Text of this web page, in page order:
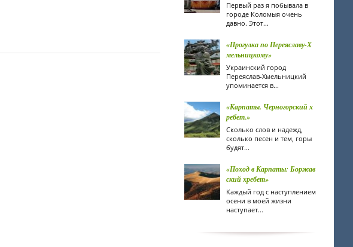
Первый раз я побывала в
городе Коломыя очень
давно. Этот...
«Прогулка по Переяславу-Х
мельницкому»
Украинский город
Переяслав-Хмельницкий
упоминается в...
«Карпаты. Черногорский х
ребет.»
Сколько слов и надежд,
сколько песен и тем, горы
будят...
«Поход в Карпаты: Боржав
ский хребет»
Каждый год с наступлением
осени в моей жизни
наступает...